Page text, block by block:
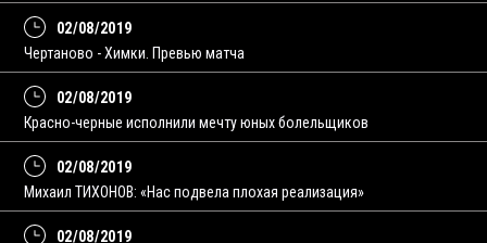
02/08/2019
Чертаново - Химки. Превью матча
02/08/2019
Красно-черные исполнили мечту юных болельщиков
02/08/2019
Михаил ТИХОНОВ: «Нас подвела плохая реализация»
02/08/2019